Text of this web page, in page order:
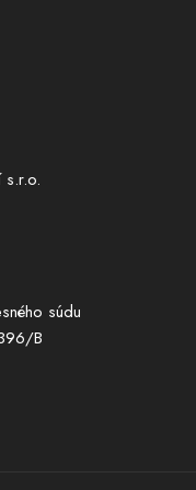
súdu
B